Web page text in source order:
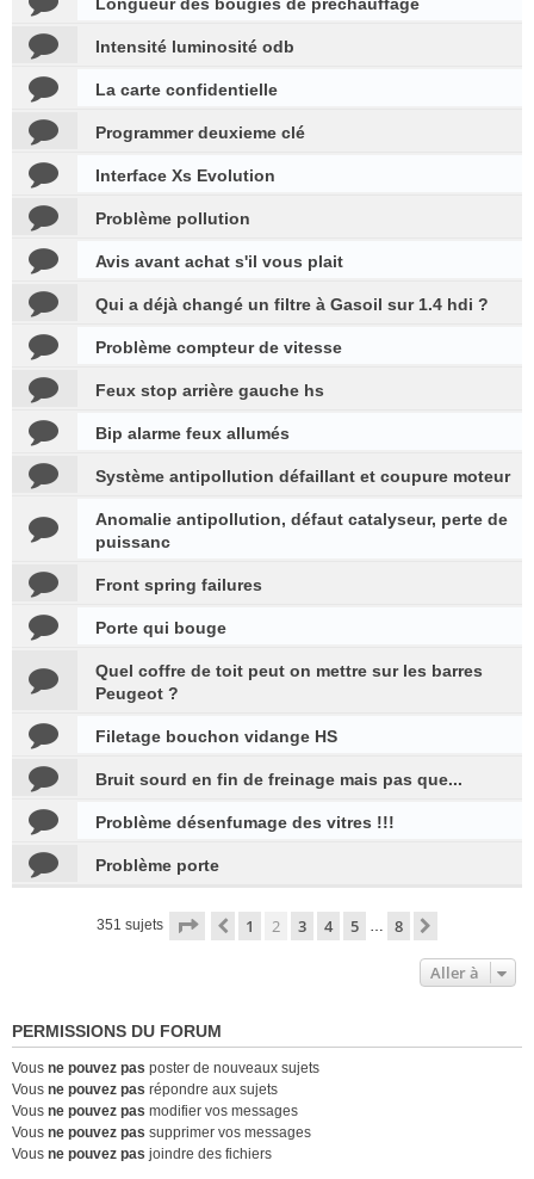
Intensité luminosité odb
La carte confidentielle
Programmer deuxieme clé
Interface Xs Evolution
Problème pollution
Avis avant achat s'il vous plait
Qui a déjà changé un filtre à Gasoil sur 1.4 hdi ?
Problème compteur de vitesse
Feux stop arrière gauche hs
Bip alarme feux allumés
Système antipollution défaillant et coupure moteur
Anomalie antipollution, défaut catalyseur, perte de
puissanc
Front spring failures
Porte qui bouge
Quel coffre de toit peut on mettre sur les barres
Peugeot ?
Filetage bouchon vidange HS
Bruit sourd en fin de freinage mais pas que...
Problème désenfumage des vitres !!!
Problème porte
351 sujets Page sur8
Précédente
1 2 3 4 5 … 8
Aller à
PERMISSIONS DU FORUM
Vous ne pouvez pas poster de nouveaux sujets
Vous ne pouvez pas répondre aux sujets
Vous ne pouvez pas modifier vos messages
Vous ne pouvez pas supprimer vos messages
Vous ne pouvez pas joindre des fichiers